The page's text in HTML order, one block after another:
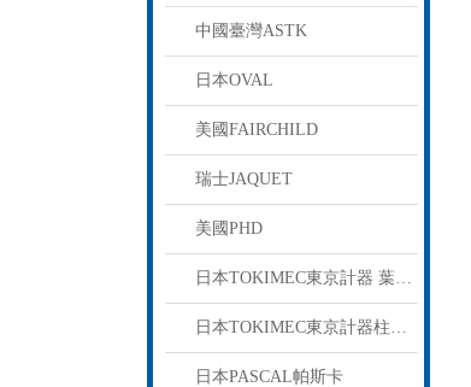
中國臺灣ASTK
日本OVAL
美國FAIRCHILD
瑞士JAQUET
美國PHD
日本TOKIMEC東京計器 葉片泵
日本TOKIMEC東京計器柱塞泵
日本PASCAL帕斯卡